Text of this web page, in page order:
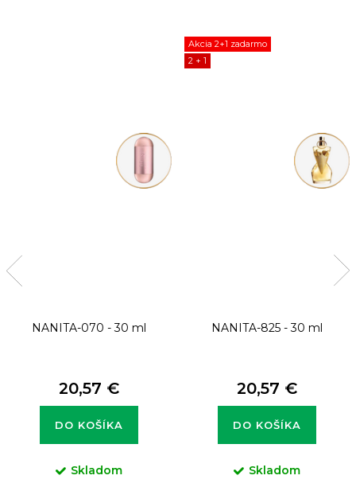
NANITA-070 - 30 ml
20,57 €
DO KOŠÍKA
Skladom
Akcia 2+1 zadarmo
2 + 1
NANITA-825 - 30 ml
20,57 €
DO KOŠÍKA
Skladom